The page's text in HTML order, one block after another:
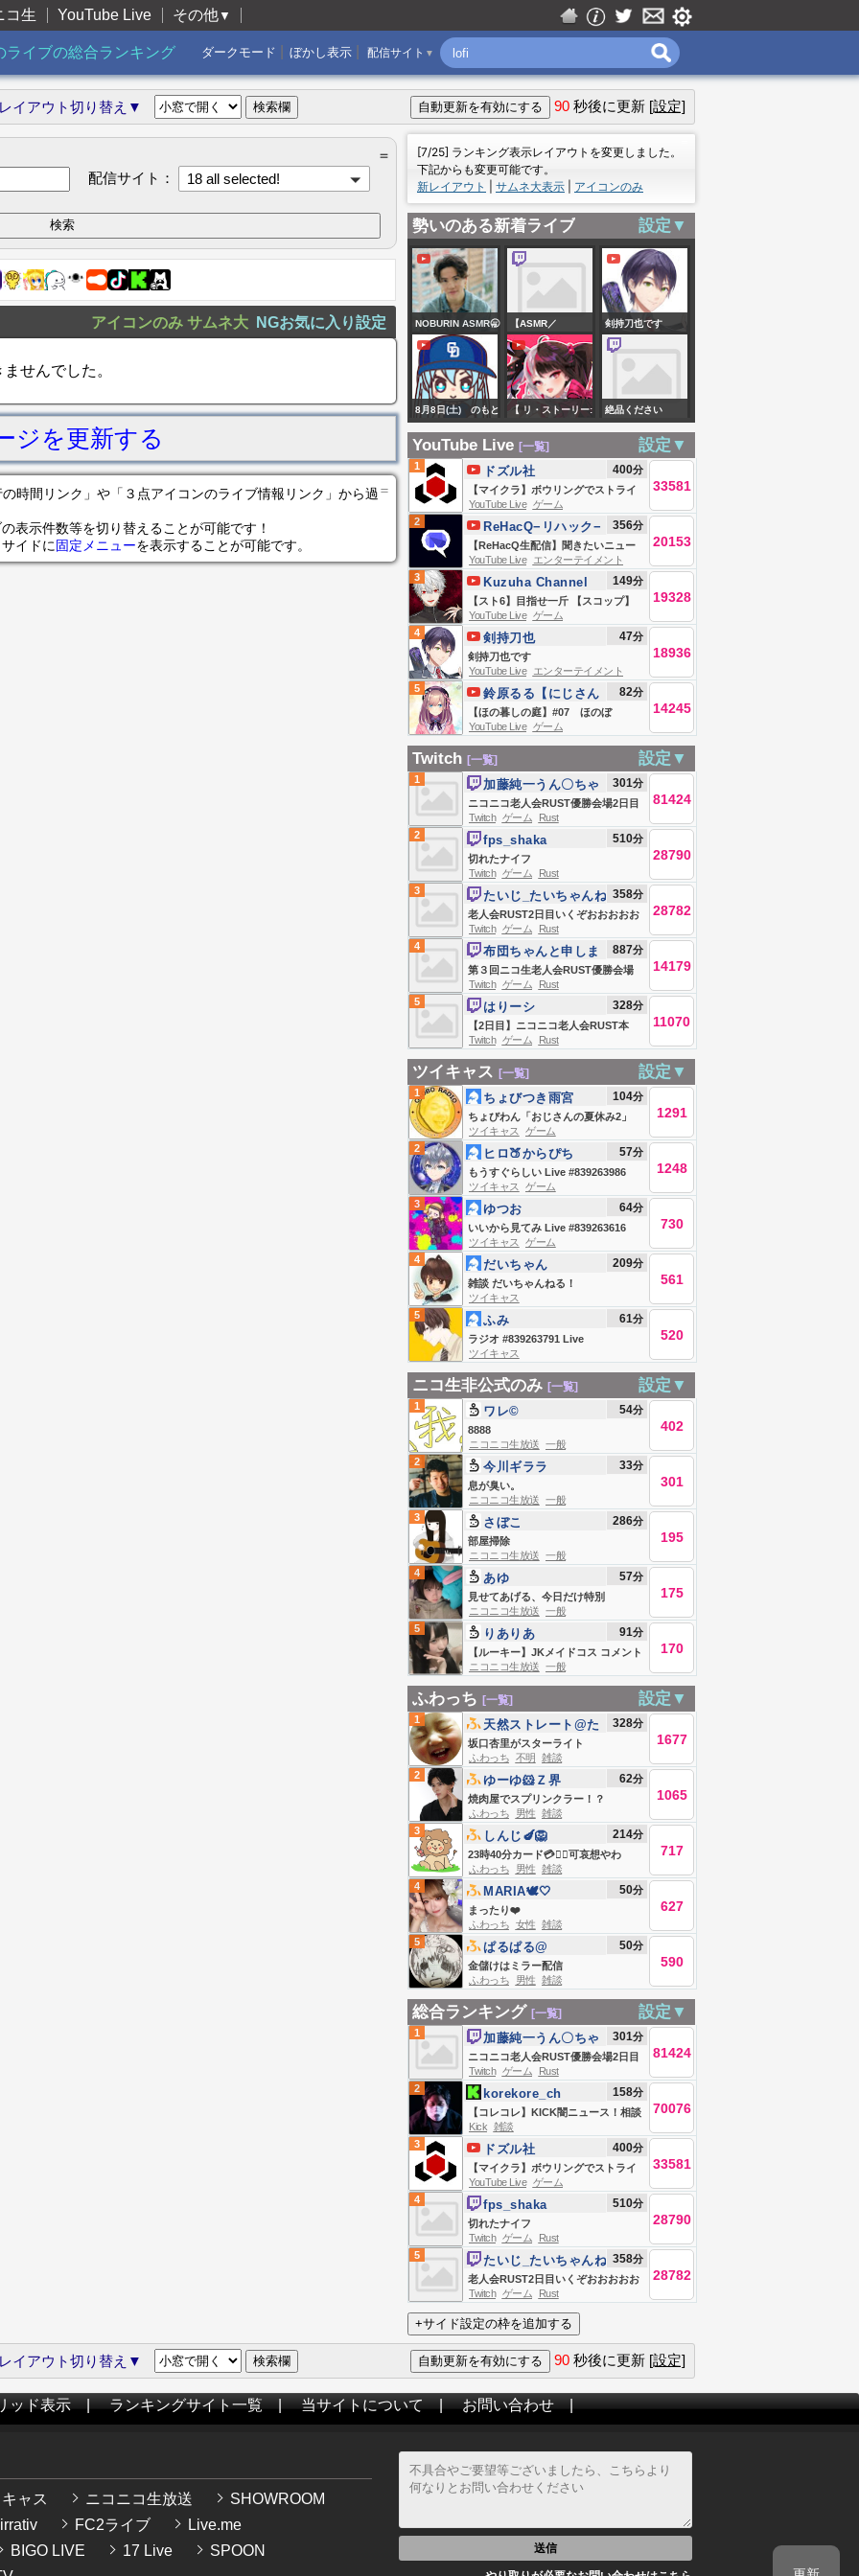
コ生 YouTube Live その他▼
ライブの総合ランキング 配信サイト ▼
ぼかし表示
ダークモード
イアウト切り替え▼ 90 秒後に更新 [設定]
＝
配信サイト：
18 all selected!
アイコンのみ サムネ大 NGお気に入り設定
せんでした。
ジを更新する
＝
時間リンク」や「３点アイコンのライブ情報リンク」から過
表示件数等を切り替えることが可能です！
イドに固定メニューを表示することが可能です。
[7/25] ランキング表示レイアウトを変更しました。
下記からも変更可能です。
新レイアウト
サムネ大表示 アイコンのみ
勢いのある新着ライブ 設定▼
NOBURIN ASMR🥱
がライブ配信中！
【ASMR／
KU100】低音女Vの
密着ゼロ距離
ASMR♡【EarCleaning,Ear
pressure/作業用】
剣持刀也です
8月8日(土) のもと
けラジオ/今日の中
素 5連勝！Aクラ
スの可能性は？マ
ラー好投！加藤匠
馬 福永 村松 サノー
石川昂弥タイムリ
ー！吉田 草加も！
阪神戦、松木平 三
上 2軍広島戦
【 リ・ストーリー:
思い出修理屋 】
#02 レトロ系デバ
イス修理はじめま
した。 【 にじさん
じ / 夜見れな 】
絶品ください
YouTube Live [一覧] 設定▼
1
【マイクラ】ボウリングでストライ
クとると動けるエンドラ討伐【ドズ
ル社生放送】
ドズル社 400分
33581
YouTube Live ゲーム
2
【ReHacQ生配信】聞きたいニュー
ス！視聴者の質問に答えるニュース
番組【ひろゆき&西村ゆかvs乙武洋
匡vs中室牧子vs高橋弘樹vs西田亮
介】
ReHacQ−リハック−
【公式】
356分
20153
YouTube Live
エンターテイメント
3
【スト6】目指せ一斤 【スコップ】
Kuzuha Channel 149分
19328
YouTube Live ゲーム
4
剣持刀也です
剣持刀也 47分
18936
YouTube Live
エンターテイメント
5
【ほの暮しの庭】#07 ほのぼ
の・・？スローライフ生活
ッ・・・！！！！！【にじさんじ/鈴
原るる 】
鈴原るる【にじさん
じ所属】
82分
14245
YouTube Live ゲーム
Twitch [一覧] 設定▼
1
ニコニコ老人会RUST優勝会場2日目
夜の部
加藤純一うん〇ちゃ
ん
301分
81424
Twitch ゲーム
Rust
2
切れたナイフ
fps_shaka 510分
28790
Twitch ゲーム
Rust
3
老人会RUST2日目いくぞおおおおお
おおおおお
たいじ_たいちゃんね
る
358分
28782
Twitch ゲーム
Rust
4
第３回ニコ生老人会RUST優勝会場
お布団ちゃん、う〇ちちゃん、恭ち
ゃん、キズナ ２日目
布団ちゃんと申しま
す
887分
14179
Twitch ゲーム
Rust
5
【2日目】ニコニコ老人会RUST本
番、ソロで優勝＆MVPを目指す男
はりーシ 328分
11070
Twitch ゲーム Rust
ツイキャス [一覧] 設定▼
1
ちょびわん「おじさんの夏休み2」
おこぼレイディオ
ちょびつき雨宮 104分
1291
ツイキャス
ゲーム
2
もうすぐらしい Live #839263986
ヒロ🍑からぴち 57分
1248
ツイキャス
ゲーム
3
いいから見てみ Live #839263616
ゆつお 64分
730
ツイキャス
ゲーム
4
雑談 だいちゃんねる！
だいちゃん 209分
561
ツイキャス
5
ラジオ #839263791 Live
#839263791
ふみ 61分
520
ツイキャス
ニコ生非公式のみ [一覧] 設定▼
1
8888
ワレ© 54分
402
ニコニコ生放送 一般
2
息が臭い。
今川ギララ 33分
301
ニコニコ生放送 一般
3
部屋掃除
さぼこ 286分
195
ニコニコ生放送 一般
4
見せてあげる、今日だけ特別
あゆ 57分
175
ニコニコ生放送 一般
5
【ルーキー】JKメイドコス コメント
ください
りありあ 91分
170
ニコニコ生放送 一般
ふわっち [一覧] 設定▼
1
坂口杏里がスターライト
天然ストレート@た
かしゼミ
328分
1677
ふわっち 不明 雑談
2
焼肉屋でスプリンクラー！？
ゆーゆ🐹Ｚ界 62分
1065
ふわっち 男性 雑談
3
23時40分カード💳🙇‍♂️可哀想やわ
しんじ🍆🦁 214分
717
ふわっち 男性 雑談
4
まったり❤️
MARIA🕊🤍 50分
627
ふわっち 女性 雑談
5
金儲けはミラー配信
ぱるぱる@ 50分
590
ふわっち 男性 雑談
総合ランキング [一覧] 設定▼
1
ニコニコ老人会RUST優勝会場2日目
夜の部
加藤純一うん〇ちゃ
ん
301分
81424
Twitch ゲーム
Rust
2
【コレコレ】KICK闇ニュース！相談
やSNSトラブル解決【ミラー、録画
禁止】
korekore_ch 158分
70076
Kick 雑談
3
【マイクラ】ボウリングでストライ
クとると動けるエンドラ討伐【ドズ
ル社生放送】
ドズル社 400分
33581
YouTube Live ゲーム
4
切れたナイフ
fps_shaka 510分
28790
Twitch ゲーム
Rust
5
老人会RUST2日目いくぞおおおおお
おおおおお
たいじ_たいちゃんね
る
358分
28782
Twitch ゲーム Rust
イアウト切り替え▼ 90 秒後に更新 [設定]
ッド表示|ランキングサイト一覧|当サイトについて|お問い合わせ|
ャス ニコニコ生放送
SHOWROOM
FC2ライブ
Live.me
BIGO LIVE
17 Live
SPOON
送信